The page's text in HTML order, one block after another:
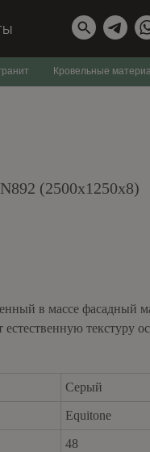
Кровельные
(2500x1250x8)
в массе фасадный
естественную текстуру
Серый
Equitone
48